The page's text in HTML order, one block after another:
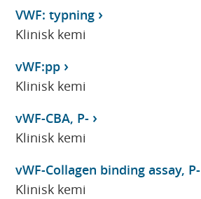
VWF: typning
Klinisk kemi
vWF:pp
Klinisk kemi
vWF-CBA, P-
Klinisk kemi
vWF-Collagen binding assay, P-
Klinisk kemi